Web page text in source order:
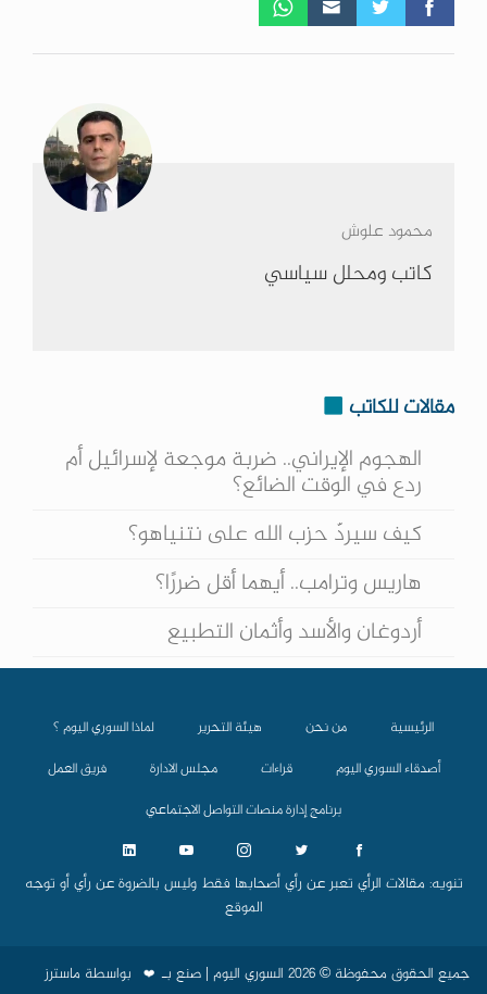
محمود علوش
كاتب ومحلل سياسي
مقالات للكاتب
الهجوم الإيراني.. ضربة موجعة لإسرائيل أم
ردع في الوقت الضائع؟
كيف سيردّ حزب الله على نتنياهو؟
هاريس وترامب.. أيهما أقل ضررًا؟
أردوغان والأسد وأثمان التطبيع
الرئيسية من نحن هيئة التحرير
لماذا السوري اليوم ؟
أصدقاء السوري اليوم
قراءات مجلس الادارة
فريق العمل
برنامج إدارة منصات التواصل الاجتماعي
تنويه: مقالات الرأي تعبر عن رأي أصحابها فقط وليس بالضروة عن رأي أو توجه
الموقع
جميع الحقوق محفوظة © 2026 السوري اليوم | صنع بـ ❤️ بواسطة ماسترز